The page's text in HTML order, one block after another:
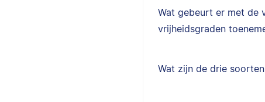
Wat gebeurt er met de
vrijheidsgraden
Wat zijn de drie